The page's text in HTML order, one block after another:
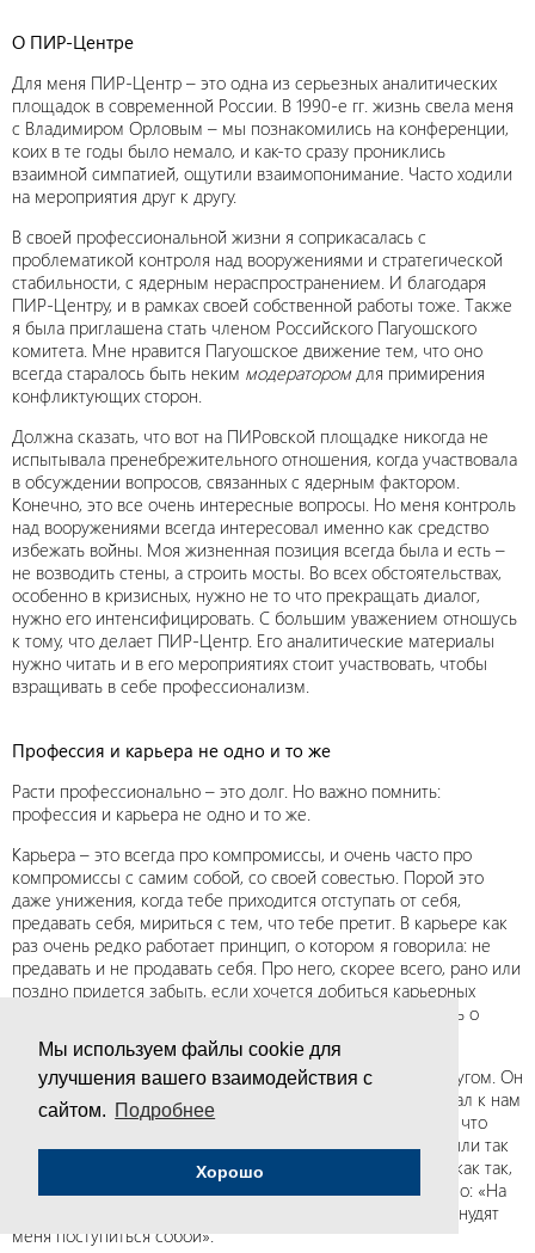
Мы используем файлы cookie для
улучшения вашего взаимодействия с
сайтом. Подробнее
Хорошо
О ПИР-Центре
Для меня ПИР-Центр – это одна из серьезных аналитических
площадок в современной России. В 1990-е гг. жизнь свела меня
с Владимиром Орловым – мы познакомились на конференции,
коих в те годы было немало, и как-то сразу прониклись
взаимной симпатией, ощутили взаимопонимание. Часто ходили
на мероприятия друг к другу.
В своей профессиональной жизни я соприкасалась с
проблематикой контроля над вооружениями и стратегической
стабильности, с ядерным нераспространением. И благодаря
ПИР-Центру, и в рамках своей собственной работы тоже. Также
я была приглашена стать членом Российского Пагуошского
комитета. Мне нравится Пагуошское движение тем, что оно
всегда старалось быть неким модератором для примирения
конфликтующих сторон.
Должна сказать, что вот на ПИРовской площадке никогда не
испытывала пренебрежительного отношения, когда участвовала
в обсуждении вопросов, связанных с ядерным фактором.
Конечно, это все очень интересные вопросы. Но меня контроль
над вооружениями всегда интересовал именно как средство
избежать войны. Моя жизненная позиция всегда была и есть –
не возводить стены, а строить мосты. Во всех обстоятельствах,
особенно в кризисных, нужно не то что прекращать диалог,
нужно его интенсифицировать. С большим уважением отношусь
к тому, что делает ПИР-Центр. Его аналитические материалы
нужно читать и в его мероприятиях стоит участвовать, чтобы
взращивать в себе профессионализм.
Профессия и карьера не одно и то же
Расти профессионально – это долг. Но важно помнить:
профессия и карьера не одно и то же.
Карьера – это всегда про компромиссы, и очень часто про
компромиссы с самим собой, со своей совестью. Порой это
даже унижения, когда тебе приходится отступать от себя,
предавать себя, мириться с тем, что тебе претит. В карьере как
раз очень редко работает принцип, о котором я говорила: не
предавать и не продавать себя. Про него, скорее всего, рано или
поздно придется забыть, если хочется добиться карьерных
высот. Если человек не способен на это, то лучше забыть о
карьере и просто жить в профессии.
Помню, как присутствовала при разговоре папы с его другом. Он
занимал пост заместителя министра. Однажды он приехал к нам
с бутылкой коньяка, взволнованный и говорит: «Я только что
отказался от должности министра». Мы с родителями были так
обескуражены. Стали приставать к нему с расспросами, как так,
почему он отказался. И то, что он ответил, меня поразило: «На
том уровне начинаются такие компромиссы, которые вынудят
меня поступиться собой».